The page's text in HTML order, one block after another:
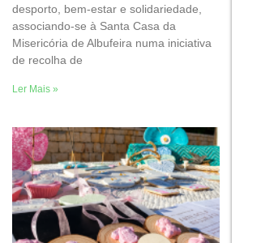
desporto, bem-estar e solidariedade,
associando-se à Santa Casa da
Misericória de Albufeira numa iniciativa
de recolha de
Ler Mais »